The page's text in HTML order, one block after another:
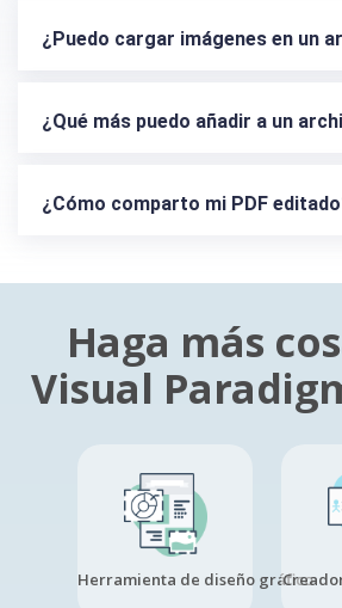
¿Puedo cargar imágenes en un
¿Qué más puedo añadir a un
¿Cómo comparto mi PDF
Haga más
Visual
Herramienta de diseño gráfico